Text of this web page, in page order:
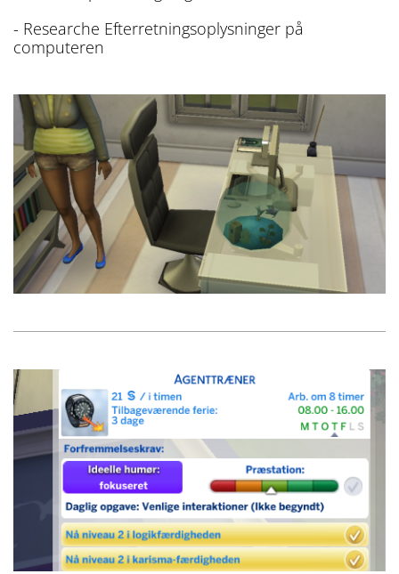
- Researche Efterretningsoplysninger på
computeren